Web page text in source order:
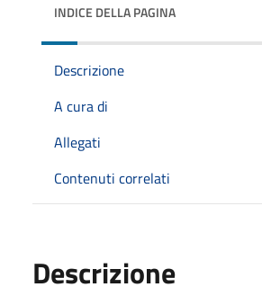
INDICE DELLA PAGINA
Descrizione
A cura di
Allegati
Contenuti correlati
Descrizione